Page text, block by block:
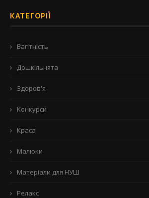
КАТЕГОРІЇ
Вагітність
Дошкільнята
Здоров'я
Конкурси
Краса
Малюки
Матеріали для НУШ
Релакс